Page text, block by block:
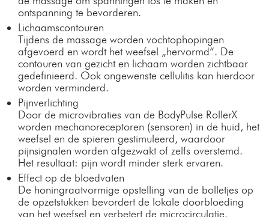
ontspanning te bevorderen.
Lichaamscontouren
Tijdens de massage worden vochtophopingen
afgevoerd en wordt het weefsel „hervormd“. De
contouren van gezicht en lichaam worden zichtbaar
gedefinieerd. Ook ongewenste cellulitis kan hierdoor
worden verminderd.
Pijnverlichting
Door de microvibraties van de BodyPulse RollerX
worden mechanoreceptoren (sensoren) in de huid, het
weefsel en de spieren gestimuleerd, waardoor
pijnsignalen worden afgezwakt of zelfs overstemd.
Het resultaat: pijn wordt minder sterk ervaren.
Effect op de bloedvaten
De honingraatvormige opstelling van de bolletjes op
de opzetstukken bevordert de lokale doorbloeding
van het weefsel en verbetert de microcirculatie.